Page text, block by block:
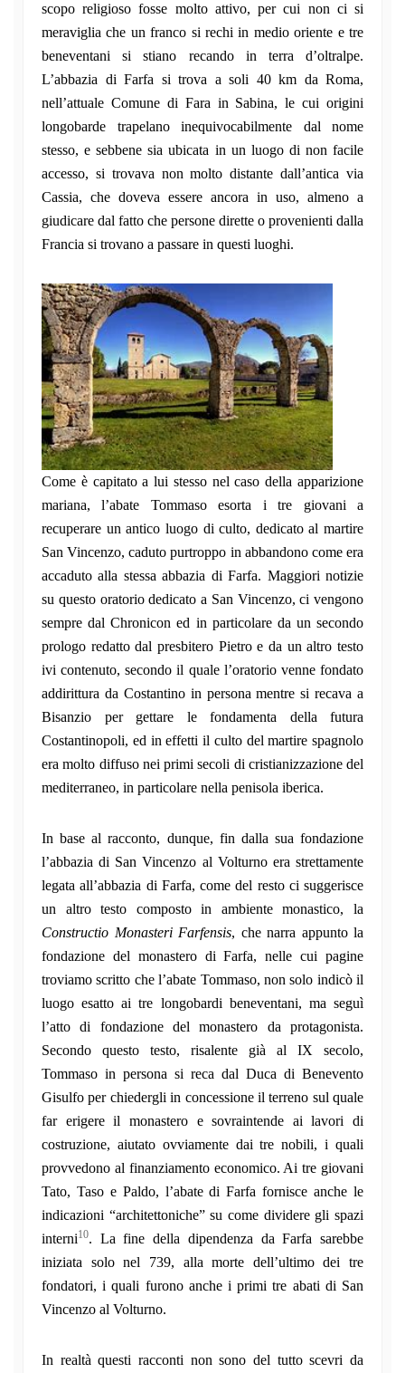
scopo religioso fosse molto attivo, per cui non ci si
meraviglia che un franco si rechi in medio oriente e tre
beneventani si stiano recando in terra d’oltralpe.
L’abbazia di Farfa si trova a soli 40 km da Roma,
nell’attuale Comune di Fara in Sabina, le cui origini
longobarde trapelano inequivocabilmente dal nome
stesso, e sebbene sia ubicata in un luogo di non facile
accesso, si trovava non molto distante dall’antica via
Cassia, che doveva essere ancora in uso, almeno a
giudicare dal fatto che persone dirette o provenienti dalla
Francia si trovano a passare in questi luoghi.
Come è capitato a lui stesso nel caso della apparizione
mariana, l’abate Tommaso esorta i tre giovani a
recuperare un antico luogo di culto, dedicato al martire
San Vincenzo, caduto purtroppo in abbandono come era
accaduto alla stessa abbazia di Farfa. Maggiori notizie
su questo oratorio dedicato a San Vincenzo, ci vengono
sempre dal Chronicon ed in particolare da un secondo
prologo redatto dal presbitero Pietro e da un altro testo
ivi contenuto, secondo il quale l’oratorio venne fondato
addirittura da Costantino in persona mentre si recava a
Bisanzio per gettare le fondamenta della futura
Costantinopoli, ed in effetti il culto del martire spagnolo
era molto diffuso nei primi secoli di cristianizzazione del
mediterraneo, in particolare nella penisola iberica.
In base al racconto, dunque, fin dalla sua fondazione
l’abbazia di San Vincenzo al Volturno era strettamente
legata all’abbazia di Farfa, come del resto ci suggerisce
un altro testo composto in ambiente monastico, la
Constructio Monasteri Farfensis, che narra appunto la
fondazione del monastero di Farfa, nelle cui pagine
troviamo scritto che l’abate Tommaso, non solo indicò il
luogo esatto ai tre longobardi beneventani, ma seguì
l’atto di fondazione del monastero da protagonista.
Secondo questo testo, risalente già al IX secolo,
Tommaso in persona si reca dal Duca di Benevento
Gisulfo per chiedergli in concessione il terreno sul quale
far erigere il monastero e sovraintende ai lavori di
costruzione, aiutato ovviamente dai tre nobili, i quali
provvedono al finanziamento economico. Ai tre giovani
Tato, Taso e Paldo, l’abate di Farfa fornisce anche le
indicazioni “architettoniche” su come dividere gli spazi
interni10. La fine della dipendenza da Farfa sarebbe
iniziata solo nel 739, alla morte dell’ultimo dei tre
fondatori, i quali furono anche i primi tre abati di San
Vincenzo al Volturno.
In realtà questi racconti non sono del tutto scevri da